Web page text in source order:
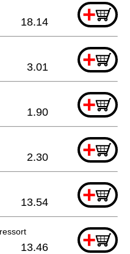
+
18.14
+
3.01
+
1.90
+
2.30
+
13.54
+
13.46